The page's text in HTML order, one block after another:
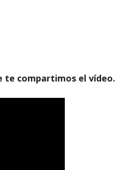
te compartimos el vídeo.